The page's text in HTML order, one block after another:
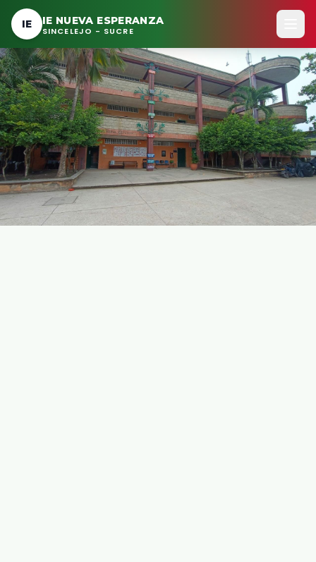
Ir al contenido principal
IE IE NUEVA ESPERANZA
SINCELEJO - SUCRE